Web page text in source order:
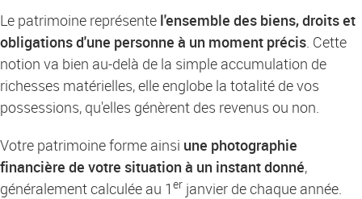
Le patrimoine représente l'ensemble des biens, droits et
obligations d'une personne à un moment précis. Cette
notion va bien au-delà de la simple accumulation de
richesses matérielles, elle englobe la totalité de vos
possessions, qu'elles génèrent des revenus ou non.
Votre patrimoine forme ainsi une photographie
financière de votre situation à un instant donné,
généralement calculée au 1 er janvier de chaque année.